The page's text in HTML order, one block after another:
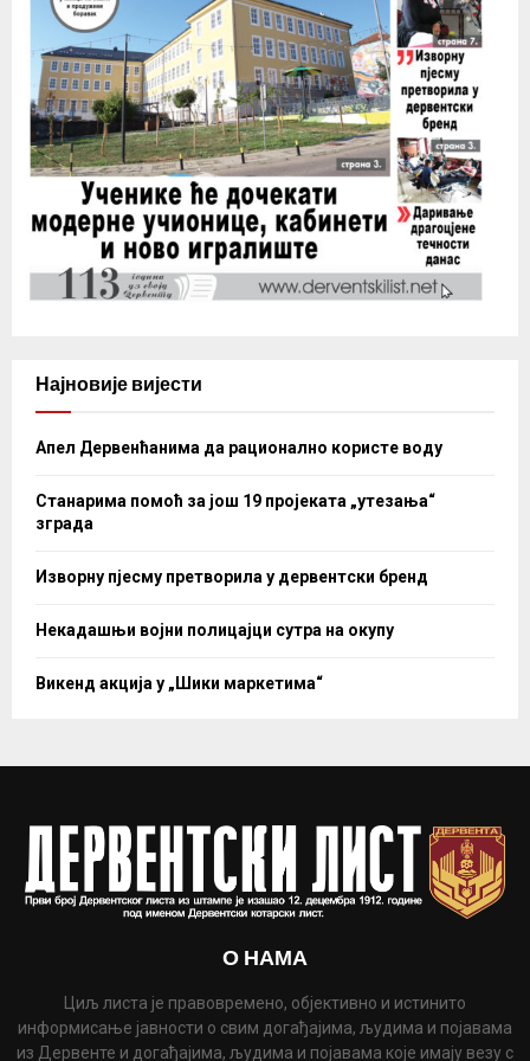
Најновије вијести
Апел Дервенћанима да рационално користе воду
Станарима помоћ за још 19 пројеката „утезања“
зграда
Изворну пјесму претворила у дервентски бренд
Некадашњи војни полицајци сутра на окупу
Викенд акција у „Шики маркетима“
О НАМА
Циљ листа је правовремено, објективно и истинито
информисање јавности о свим догађајима, људима и појавама
из Дервенте и догађајима, људима и појавама које имају везу с